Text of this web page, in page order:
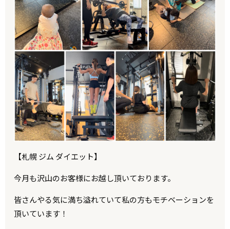
【札幌 ジム ダイエット】
今月も沢山のお客様にお越し頂いております。
皆さんやる気に満ち溢れていて私の方もモチベーションを
頂いています！